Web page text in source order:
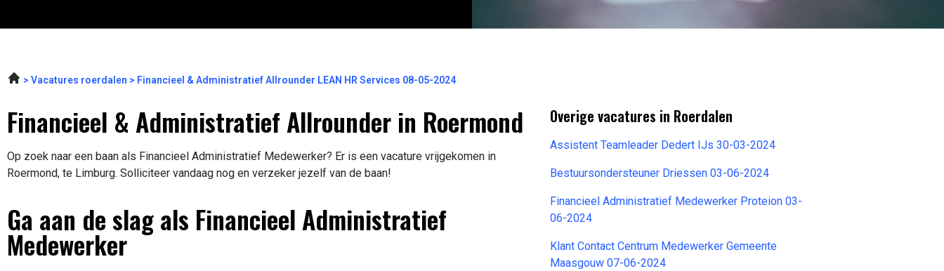
Vacatures roerdalen Financieel & Administratief Allrounder LEAN HR Services 08-05-2024
Financieel & Administratief Allrounder in Roermond
Op zoek naar een baan als Financieel Administratief Medewerker? Er is een vacature vrijgekomen in
Roermond, te Limburg. Solliciteer vandaag nog en verzeker jezelf van de baan!
Ga aan de slag als Financieel Administratief
Medewerker
Overige vacatures in Roerdalen
Assistent Teamleader Dedert IJs 30-03-2024
Bestuursondersteuner Driessen 03-06-2024
Financieel Administratief Medewerker Proteion 03-
06-2024
Klant Contact Centrum Medewerker Gemeente
Maasgouw 07-06-2024